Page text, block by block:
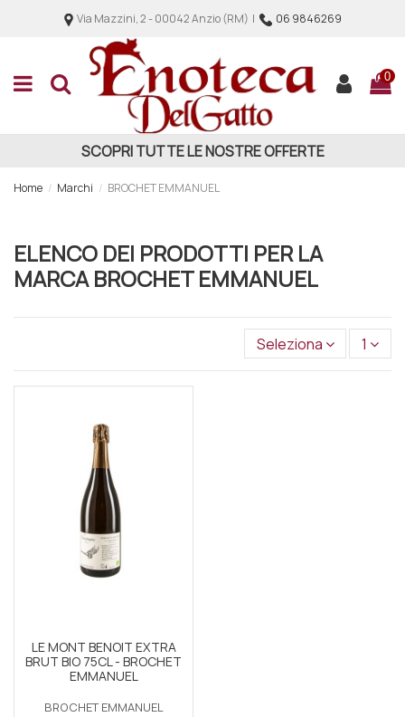
Via Mazzini, 2 - 00042 Anzio (RM) | 06 9846269
0
SCOPRI TUTTE LE NOSTRE OFFERTE
Home Marchi BROCHET EMMANUEL
ELENCO DEI PRODOTTI PER LA
MARCA BROCHET EMMANUEL
Seleziona 1
LE MONT BENOIT EXTRA
BRUT BIO 75CL - BROCHET
EMMANUEL
BROCHET EMMANUEL